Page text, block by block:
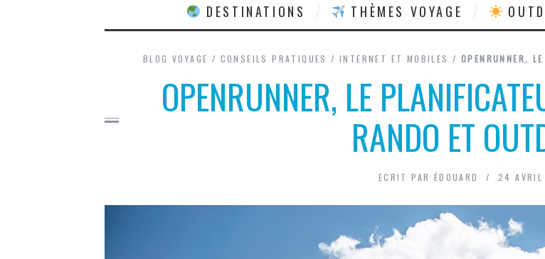
DESTINATIONS THÈMES VOYAGE
BLOG VOYAGE / CONSEILS PRATIQUES /INTERNET ET MOBILES / OPENRUNNER,
OPENRUNNER, LE
RANDO ET
ECRIT PAR ÉDOUARD 24 AVRIL